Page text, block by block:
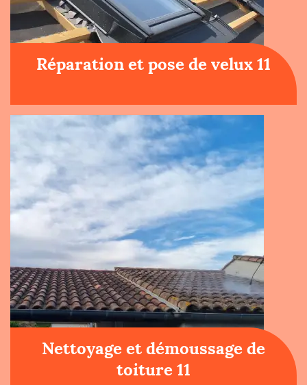
Réparation et pose de velux 11
Nettoyage et démoussage de
toiture 11